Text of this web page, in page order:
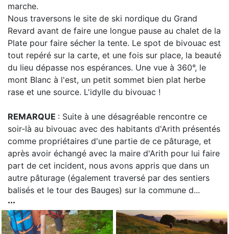
marche.
Nous traversons le site de ski nordique du Grand
Revard avant de faire une longue pause au chalet de la
Plate pour faire sécher la tente. Le spot de bivouac est
tout repéré sur la carte, et une fois sur place, la beauté
du lieu dépasse nos espérances. Une vue à 360°, le
mont Blanc à l'est, un petit sommet bien plat herbe
rase et une source. L'idylle du bivouac !
REMARQUE : Suite à une désagréable rencontre ce
soir-là au bivouac avec des habitants d'Arith présentés
comme propriétaires d'une partie de ce pâturage, et
après avoir échangé avec la maire d'Arith pour lui faire
part de cet incident, nous avons appris que dans un
autre pâturage (également traversé par des sentiers
balisés et le tour des Bauges) sur la commune d...